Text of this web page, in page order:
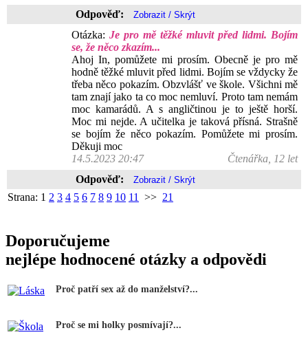
Odpověď:
Otázka: Je pro mě těžké mluvit před lidmi. Bojím
se, že něco zkazím...
Ahoj In, pomůžete mi prosím. Obecně je pro mě
hodně těžké mluvit před lidmi. Bojím se vždycky že
třeba něco pokazím. Obzvlášť ve škole. Všichni mě
tam znají jako ta co moc nemluví. Proto tam nemám
moc kamarádů. A s angličtinou je to ještě horší.
Moc mi nejde. A učitelka je taková přísná. Strašně
se bojím že něco pokazím. Pomůžete mi prosím.
Děkuji moc
14.5.2023 20:47
Čtenářka, 12 let
Odpověď:
Strana: 1 2 3 4 5 6 7 8 9 10 11 >> 21
Doporučujeme
nejlépe hodnocené otázky a odpovědi
Proč patří sex až do manželství?...
Proč se mi holky posmívají?...